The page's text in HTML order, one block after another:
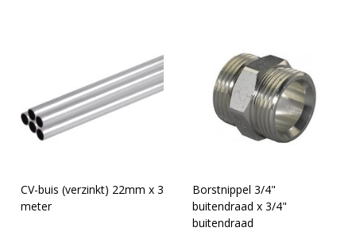
CV-buis (verzinkt) 22mm x 3
meter
Borstnippel 3/4"
buitendraad x 3/4"
buitendraad